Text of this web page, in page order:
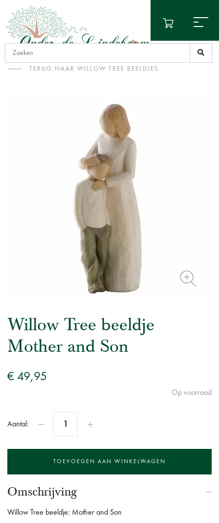
TERUG NAAR WILLOW TREE BEELDJES
Willow Tree beeldje
Mother and Son
€ 49,95
Op voorraad
Aantal:
Omschrijving
Willow Tree beeldje: Mother and Son